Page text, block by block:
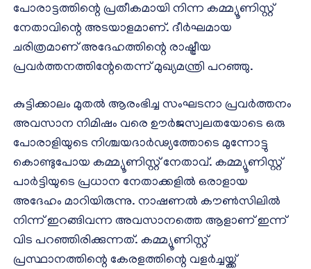
പോരാട്ടത്തിന്റെ പ്രതീകമായി നിന്ന കമ്മ്യൂണിസ്റ്റ്
നേതാവിന്റെ അടയാളമാണ്. ദീർഘമായ
ചരിത്രമാണ് അദേഹത്തിന്റെ രാഷ്ട്രീയ
പ്രവർത്തനത്തിന്റേതെന്ന് മുഖ്യമന്ത്രി പറഞ്ഞു.
കുട്ടിക്കാലം മുതൽ ആരംഭിച്ച സംഘടനാ പ്രവർത്തനം
അവസാന നിമിഷം വരെ ഊർജസ്വലതയോടെ ഒരു
പോരാളിയുടെ നിശ്ചയദാർഢ്യത്തോടെ മുന്നോട്ടു
കൊണ്ടുപോയ കമ്മ്യൂണിസ്റ്റ് നേതാവ്. കമ്മ്യൂണിസ്റ്റ്
പാർട്ടിയുടെ പ്രധാന നേതാക്കളിൽ ഒരാളായ
അദേഹം മാറിയിരുന്നു. നാഷണൽ കൗൺസിലിൽ
നിന്ന് ഇറങ്ങിവന്ന അവസാനത്തെ ആളാണ് ഇന്ന്
വിട പറഞ്ഞിരിക്കുന്നത്. കമ്മ്യൂണിസ്റ്റ്
പ്രസ്ഥാനത്തിന്റെ കേരളത്തിന്റെ വളർച്ചയ്ക്ക്